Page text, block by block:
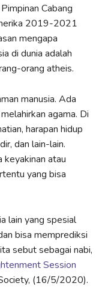
Cabang
2019-2021
mengapa
di dunia adalah
orang atheis.
manusia. Ada
agama. Di
harapan hidup
dan lain-lain.
keyakinan atau
yang bisa
lain yang spesial
bisa memprediksi
sebut sebagai nabi,
Session
(16/5/2020).